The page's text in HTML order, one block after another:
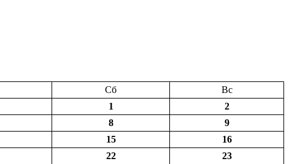
Сб
Вс
1
2
8
9
15
16
22
23